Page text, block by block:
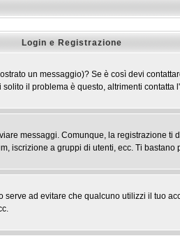
Login e Registrazione
un messaggio)? Se è così devi
il problema è questo, altrimenti
messaggi. Comunque, la registrazione
iscrizione a gruppi di utenti, ecc. Ti
serve ad evitare che qualcuno utilizzi il tuo